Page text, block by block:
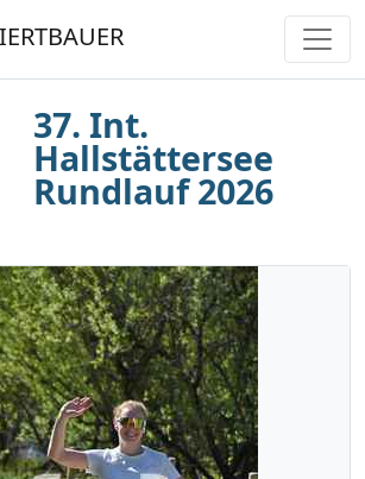
37. Int.
Hallstättersee
Rundlauf 2026